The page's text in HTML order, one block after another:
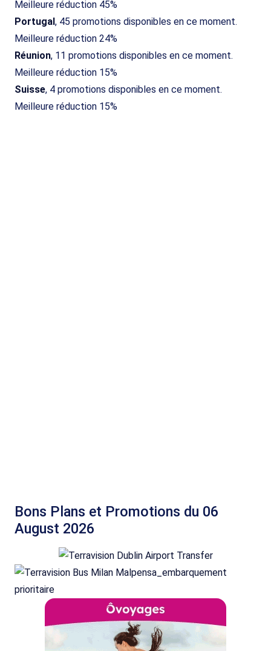
Meilleure réduction 45%
Portugal, 45 promotions disponibles en ce moment.
Meilleure réduction 24%
Réunion, 11 promotions disponibles en ce moment.
Meilleure réduction 15%
Suisse, 4 promotions disponibles en ce moment.
Meilleure réduction 15%
Bons Plans et Promotions du 06
August 2026